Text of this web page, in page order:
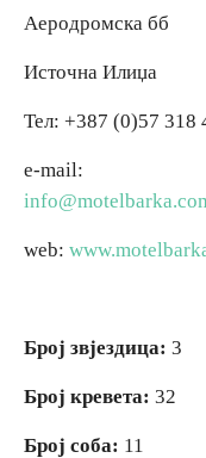
Планински туризам
Бањски туризам
Авантура
Културни туризам
Гастрономија
Аеродромска бб
Источна Илиџа
Тел: +387 (0)57 318
e-mail:
web:
Број звјездица: 3
Број кревета: 32
Број соба: 11